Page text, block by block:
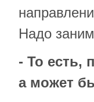
Надо
- То есть,
а может